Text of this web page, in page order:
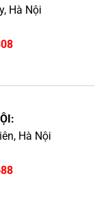
Hà Nội
Hà Nội